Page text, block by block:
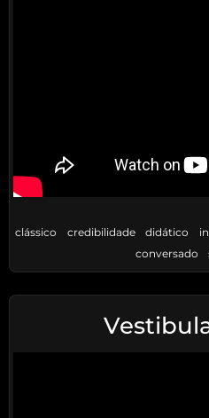
clássico credibilidade didático
conversado